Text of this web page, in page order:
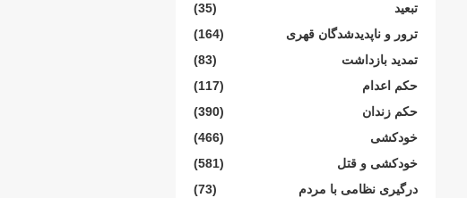
تبعید
(35)
ترور و ناپدیدشدگان قهری
(164)
تمدید بازداشت
(83)
حکم اعدام
(117)
حکم زندان
(390)
خودکشی
(466)
خودکشی و قتل
(581)
درگیری نظامی با مردم
(73)